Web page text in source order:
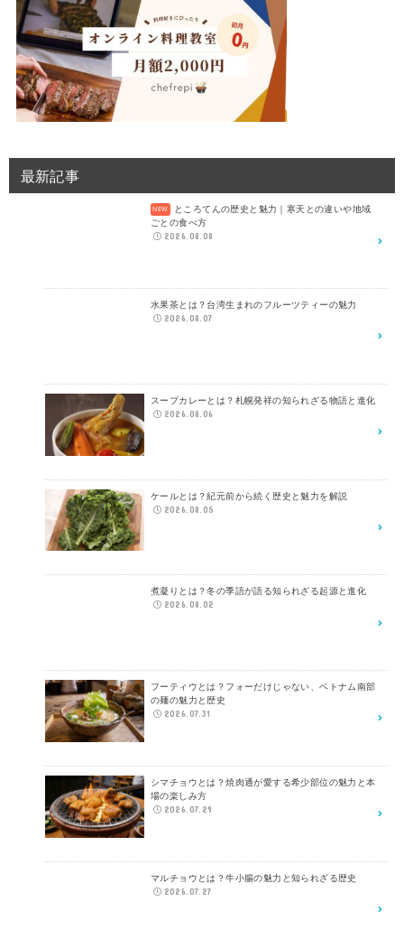
最新記事
ところてんの歴史と魅力｜寒天との違いや地域
ごとの食べ方
2026.08.08
水果茶とは？台湾生まれのフルーツティーの魅力
2026.08.07
スープカレーとは？札幌発祥の知られざる物語と進化
2026.08.06
ケールとは？紀元前から続く歴史と魅力を解説
2026.08.05
煮凝りとは？冬の季語が語る知られざる起源と進化
2026.08.02
フーティウとは？フォーだけじゃない、ベトナム南部
の麺の魅力と歴史
2026.07.31
シマチョウとは？焼肉通が愛する希少部位の魅力と本
場の楽しみ方
2026.07.29
マルチョウとは？牛小腸の魅力と知られざる歴史
2026.07.27